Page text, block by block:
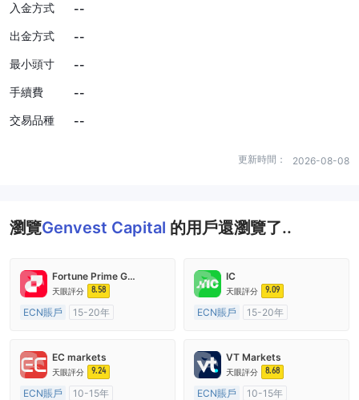
入金方式
--
出金方式
--
最小頭寸
--
手續費
--
交易品種
--
更新時間： 2026-08-08
瀏覽Genvest Capital 的用戶還瀏覽了..
Fortune Prime Global
天眼評分 8.58
ECN賬戶
15-20年
主標MT4
IC
天眼評分 9.09
ECN賬戶
15-20年
主標MT4
EC markets
天眼評分 9.24
ECN賬戶
10-15年
VT Markets
天眼評分 8.68
ECN賬戶
10-15年